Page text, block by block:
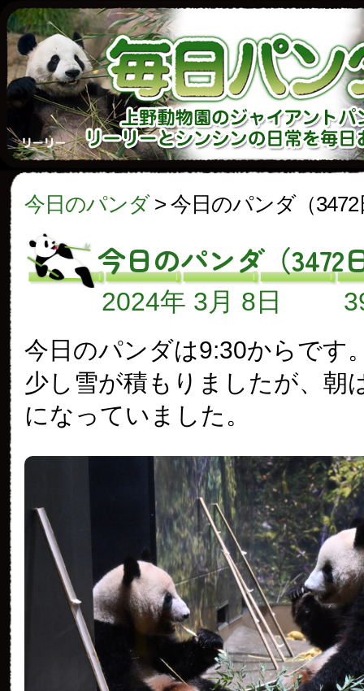
今日のパンダ> 今日のパンダ（3472
今日のパンダ（3472
2024年 3月 8日
今日のパンダは9:30からです
少し雪が積もりましたが、朝
になっていました。